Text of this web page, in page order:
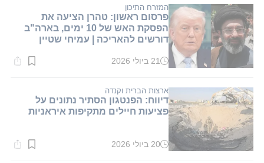
דקות.
המזרח התיכון
פרסום ראשון: טהרן הציעה את
הפסקת האש של 10 ימים, בארה"ב
דורשים להאריכה | עמיחי שטיין
זמן
דקות.
21 ביולי 2026
ארצות הברית וקנדה
דיווח: הפנטגון הסתיר נתונים על
פציעות חיילים מתקיפות איראניות
זמן20 ביולי 2026